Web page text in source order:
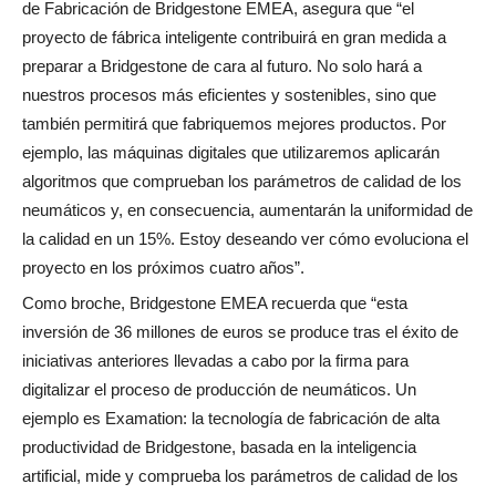
de Fabricación de Bridgestone EMEA, asegura que “el
proyecto de fábrica inteligente contribuirá en gran medida a
preparar a Bridgestone de cara al futuro. No solo hará a
nuestros procesos más eficientes y sostenibles, sino que
también permitirá que fabriquemos mejores productos. Por
ejemplo, las máquinas digitales que utilizaremos aplicarán
algoritmos que comprueban los parámetros de calidad de los
neumáticos y, en consecuencia, aumentarán la uniformidad de
la calidad en un 15%. Estoy deseando ver cómo evoluciona el
proyecto en los próximos cuatro años”.
Como broche, Bridgestone EMEA recuerda que “esta
inversión de 36 millones de euros se produce tras el éxito de
iniciativas anteriores llevadas a cabo por la firma para
digitalizar el proceso de producción de neumáticos. Un
ejemplo es Examation: la tecnología de fabricación de alta
productividad de Bridgestone, basada en la inteligencia
artificial, mide y comprueba los parámetros de calidad de los